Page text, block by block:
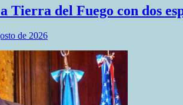
Tierra del Fuego con dos
de 2026